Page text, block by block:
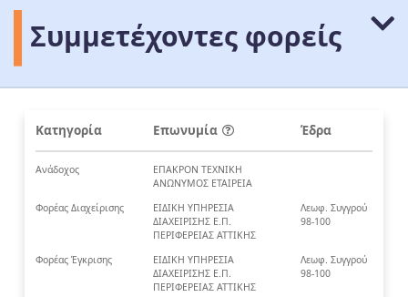
Συμμετέχοντες φορείς
Κατηγορία Επωνυμία Έδρα
Ανάδοχος
ΕΠΑΚΡΟΝ ΤΕΧΝΙΚΗ
ΑΝΩΝΥΜΟΣ ΕΤΑΙΡΕΙΑ
Φορέας Διαχείρισης
ΕΙΔΙΚΗ ΥΠΗΡΕΣΙΑ
ΔΙΑΧΕΙΡΙΣΗΣ Ε.Π.
ΠΕΡΙΦΕΡΕΙΑΣ ΑΤΤΙΚΗΣ
Λεωφ. Συγγρού
98-100
Φορέας Έγκρισης
ΕΙΔΙΚΗ ΥΠΗΡΕΣΙΑ
ΔΙΑΧΕΙΡΙΣΗΣ Ε.Π.
ΠΕΡΙΦΕΡΕΙΑΣ ΑΤΤΙΚΗΣ
Λεωφ. Συγγρού
98-100